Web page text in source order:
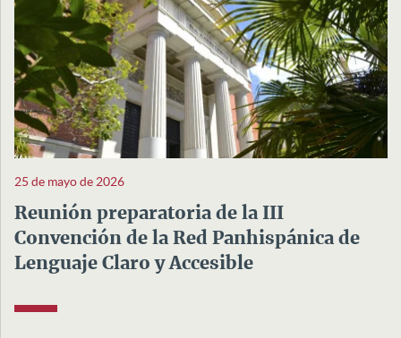
25 de mayo de 2026
Reunión preparatoria de la III
Convención de la Red Panhispánica de
Lenguaje Claro y Accesible